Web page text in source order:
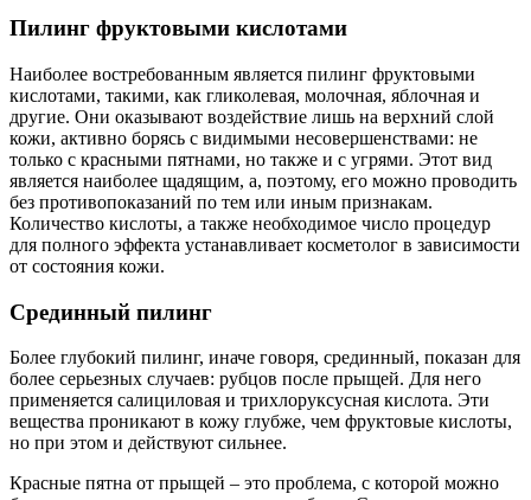
Пилинг фруктовыми кислотами
Наиболее востребованным является пилинг фруктовыми
кислотами, такими, как гликолевая, молочная, яблочная и
другие. Они оказывают воздействие лишь на верхний слой
кожи, активно борясь с видимыми несовершенствами: не
только с красными пятнами, но также и с угрями. Этот вид
является наиболее щадящим, а, поэтому, его можно проводить
без противопоказаний по тем или иным признакам.
Количество кислоты, а также необходимое число процедур
для полного эффекта устанавливает косметолог в зависимости
от состояния кожи.
Срединный пилинг
Более глубокий пилинг, иначе говоря, срединный, показан для
более серьезных случаев: рубцов после прыщей. Для него
применяется салициловая и трихлоруксусная кислота. Эти
вещества проникают в кожу глубже, чем фруктовые кислоты,
но при этом и действуют сильнее.
Красные пятна от прыщей – это проблема, с которой можно